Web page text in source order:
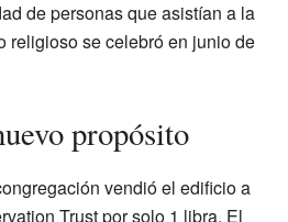
de personas que asistían a la
religioso se celebró en junio de
propósito
vendió el edificio a
Trust por solo 1 libra. El